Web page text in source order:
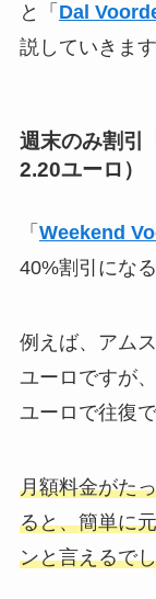
と「 Dal
説していきます
週末のみ割引
2.20ユーロ）
「 Weekend
40%割引にな
例えば、アム
ユーロですが
ユーロで往復で
月額料金がた
ると、簡単に
ンと言えるで